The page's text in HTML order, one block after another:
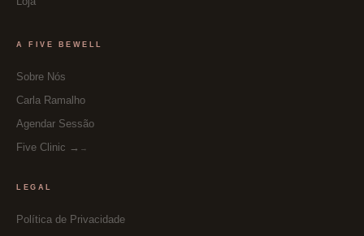
A FIVE BEWELL
Sobre Nós
Carla Ramalho
Agendar Sessão
Five Clinic →
LEGAL
Política de Privacidade